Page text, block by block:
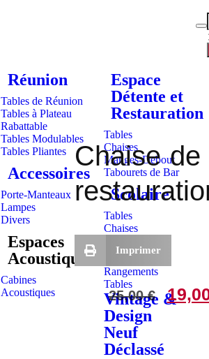
Réunion
Tables de Réunion
Tables à Plateau
Rabattable
Tables Modulables
Tables Pliantes
Accessoires
Porte-Manteaux
Lampes
Divers
Espaces
Acoustiques
Cabines
Acoustiques
Espace
Détente et
Restauration
Tables
Chaises
Manges-Debout
Tabourets de Bar
Scolaire
Tables
Chaises
Atelier
Rangements
Tables
Vintage &
Design
Neuf
Déclassé
Chaise de
Imprimer
25,00€